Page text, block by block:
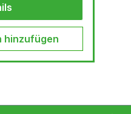
hinzufügen